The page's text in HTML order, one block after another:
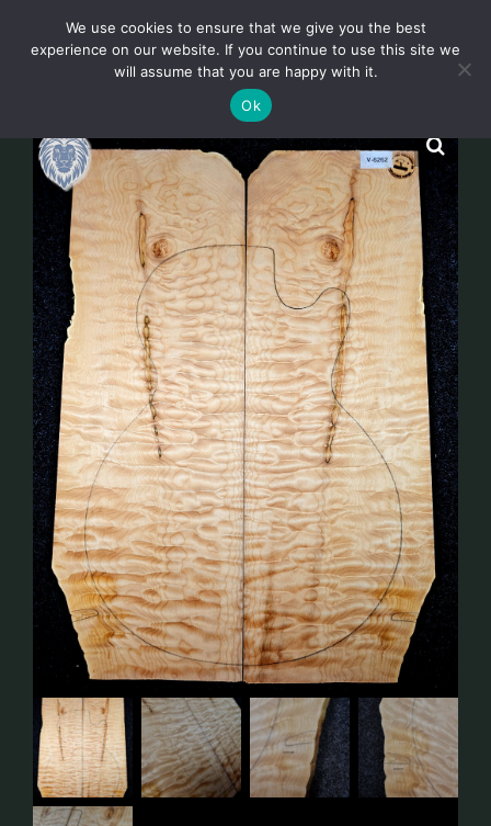
Startseite
Über
Shop
Aktuelles
Unsere Kunden
Kontakt
Mein Konto
Anmeldung
Einkaufswagen
We use cookies to ensure that we give you the best
experience on our website. If you continue to use this site we
will assume that you are happy with it.
Ok